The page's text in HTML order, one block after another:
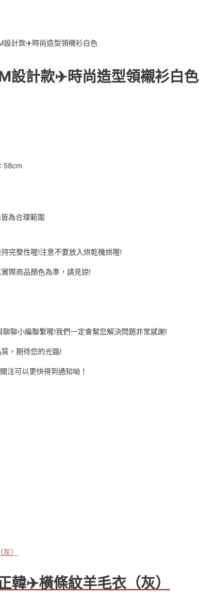
計款✈️時尚造型領襯衫白色
計款✈️時尚造型領襯衫白色
58cm
為合理範圍
完整性喔!注意不要放入烘乾機烘喔!
際商品顏色為準，請見諒!
聊小編聯繫喔!我們一定會幫您解決問題非常感謝!
，期待您的光臨!
注可以更快得到通知呦！
韓✈️橫條紋羊毛衣（灰）